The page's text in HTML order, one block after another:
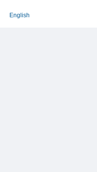
English